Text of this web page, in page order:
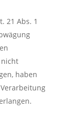
21 Abs. 1
nicht
haben